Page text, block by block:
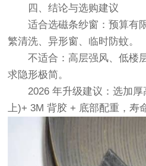
四、结论与选购建议
适合选磁条纱窗：预算有
繁清洗、异形窗、临时防蚊。
不适合：高层强风、低楼
求隐形极简。
2026 年升级建议：选加厚
上)+ 3M 背胶 + 底部配重，寿